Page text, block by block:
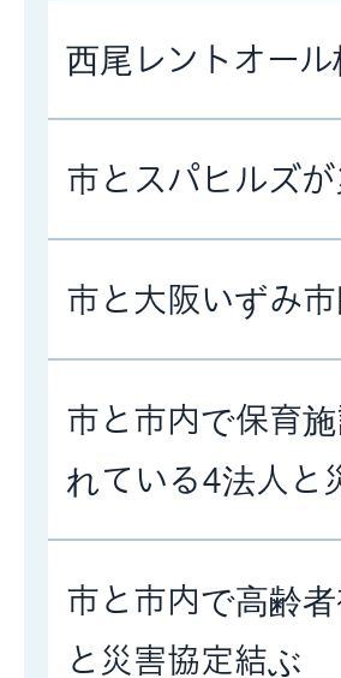
西尾レントオー
市とスパヒルズ
市と大阪いずみ
市と市内で保育
れている4法人と
市と市内で高齢
と災害協定結ぶ